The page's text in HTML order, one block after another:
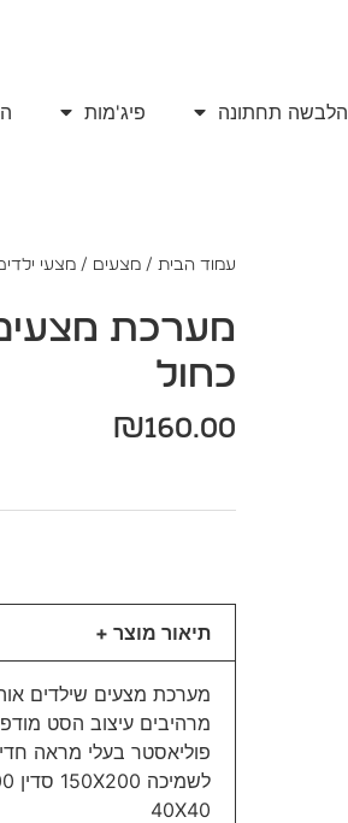
הלבשה תחתונה פיג'מות
עמוד הבית/ מצעים / מצעי
מערכת מצעים
כחול
₪160.00
תיאור מוצר +
מערכת מצעים שילדים
פוליאסטר בעלי מראה
40X40